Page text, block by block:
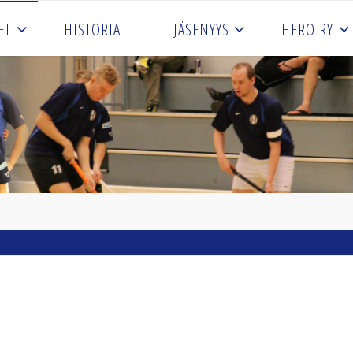
HISTORIA JÄSENYYS HERO RY